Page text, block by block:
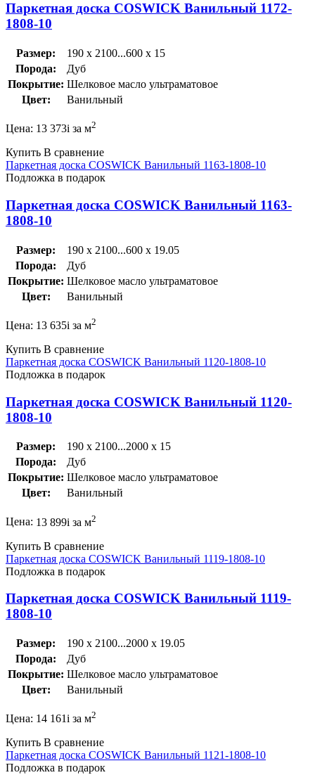
Паркетная доска COSWICK Ванильный 1172-
1808-10
Размер:
190 x 2100...600 x 15
Порода:
Дуб
Покрытие: Шелковое масло ультраматовое
Цвет:
Ванильный
Цена: 13 373i за м2
Купить В сравнение
Паркетная доска COSWICK Ванильный 1163-1808-10
Подложка в подарок
Паркетная доска COSWICK Ванильный 1163-
1808-10
Размер:
190 x 2100...600 x 19.05
Порода:
Дуб
Покрытие: Шелковое масло ультраматовое
Цвет:
Ванильный
Цена: 13 635i за м2
Купить В сравнение
Паркетная доска COSWICK Ванильный 1120-1808-10
Подложка в подарок
Паркетная доска COSWICK Ванильный 1120-
1808-10
Размер:
190 x 2100...2000 x 15
Порода:
Дуб
Покрытие: Шелковое масло ультраматовое
Цвет:
Ванильный
Цена: 13 899i за м2
Купить В сравнение
Паркетная доска COSWICK Ванильный 1119-1808-10
Подложка в подарок
Паркетная доска COSWICK Ванильный 1119-
1808-10
Размер:
190 x 2100...2000 x 19.05
Порода:
Дуб
Покрытие: Шелковое масло ультраматовое
Цвет:
Ванильный
Цена: 14 161i за м2
Купить В сравнение
Паркетная доска COSWICK Ванильный 1121-1808-10
Подложка в подарок